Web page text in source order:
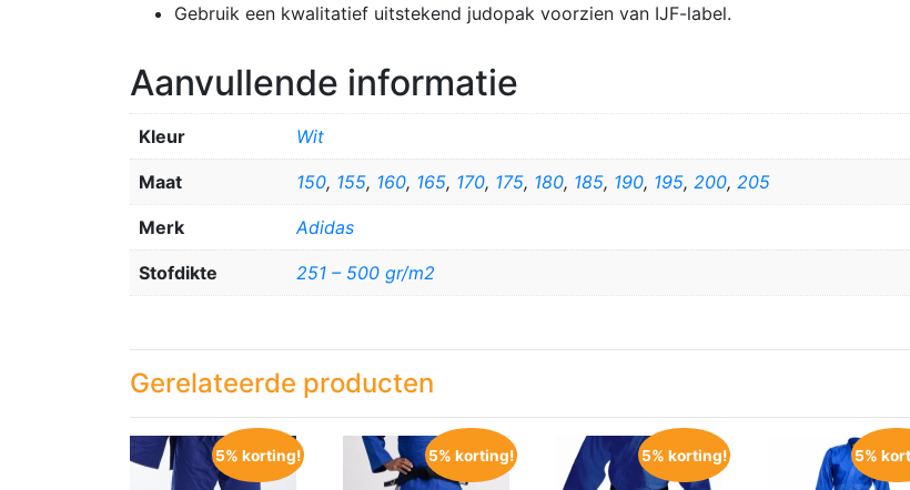
Gebruik een kwalitatief uitstekend judopak voorzien van IJF-label.
Aanvullende informatie
Kleur Wit
Maat 150, 155, 160, 165, 170, 175, 180, 185, 190, 195, 200, 205
Merk Adidas
Stofdikte 251 – 500 gr/m2
Gerelateerde producten
5% korting! 5% korting! 5% korting! 5%